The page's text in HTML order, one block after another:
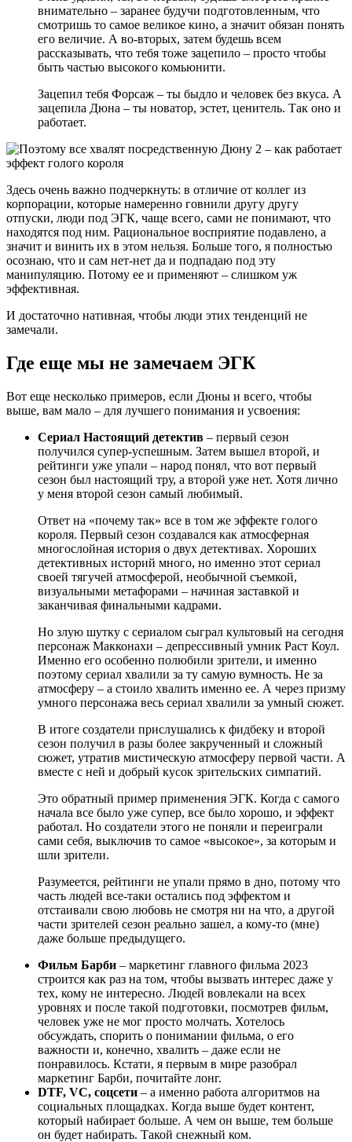
внимательно – заранее будучи подготовленным, что
смотришь то самое великое кино, а значит обязан понять
его величие. А во-вторых, затем будешь всем
рассказывать, что тебя тоже зацепило – просто чтобы
быть частью высокого комьюнити.
Зацепил тебя Форсаж – ты быдло и человек без вкуса. А
зацепила Дюна – ты новатор, эстет, ценитель. Так оно и
работает.
Здесь очень важно подчеркнуть: в отличие от коллег из
корпорации, которые намеренно говнили другу другу
отпуски, люди под ЭГК, чаще всего, сами не понимают, что
находятся под ним. Рациональное восприятие подавлено, а
значит и винить их в этом нельзя. Больше того, я полностью
осознаю, что и сам нет-нет да и подпадаю под эту
манипуляцию. Потому ее и применяют – слишком уж
эффективная.
И достаточно нативная, чтобы люди этих тенденций не
замечали.
Где еще мы не замечаем ЭГК
Вот еще несколько примеров, если Дюны и всего, чтобы
выше, вам мало – для лучшего понимания и усвоения:
Сериал Настоящий детектив – первый сезон
получился супер-успешным. Затем вышел второй, и
рейтинги уже упали – народ понял, что вот первый
сезон был настоящий тру, а второй уже нет. Хотя лично
у меня второй сезон самый любимый.
Ответ на «почему так» все в том же эффекте голого
короля. Первый сезон создавался как атмосферная
многослойная история о двух детективах. Хороших
детективных историй много, но именно этот сериал
своей тягучей атмосферой, необычной съемкой,
визуальными метафорами – начиная заставкой и
заканчивая финальными кадрами.
Но злую шутку с сериалом сыграл культовый на сегодня
персонаж Макконахи – депрессивный умник Раст Коул.
Именно его особенно полюбили зрители, и именно
поэтому сериал хвалили за ту самую вумность. Не за
атмосферу – а стоило хвалить именно ее. А через призму
умного персонажа весь сериал хвалили за умный сюжет.
В итоге создатели прислушались к фидбеку и второй
сезон получил в разы более закрученный и сложный
сюжет, утратив мистическую атмосферу первой части. А
вместе с ней и добрый кусок зрительских симпатий.
Это обратный пример применения ЭГК. Когда с самого
начала все было уже супер, все было хорошо, и эффект
работал. Но создатели этого не поняли и переиграли
сами себя, выключив то самое «высокое», за которым и
шли зрители.
Разумеется, рейтинги не упали прямо в дно, потому что
часть людей все-таки остались под эффектом и
отстаивали свою любовь не смотря ни на что, а другой
части зрителей сезон реально зашел, а кому-то (мне)
даже больше предыдущего.
Фильм Барби – маркетинг главного фильма 2023
строится как раз на том, чтобы вызвать интерес даже у
тех, кому не интересно. Людей вовлекали на всех
уровнях и после такой подготовки, посмотрев фильм,
человек уже не мог просто молчать. Хотелось
обсуждать, спорить о понимании фильма, о его
важности и, конечно, хвалить – даже если не
понравилось. Кстати, я первым в мире разобрал
маркетинг Барби, почитайте лонг.
DTF, VC, соцсети – а именно работа алгоритмов на
социальных площадках. Когда выше будет контент,
который набирает больше. А чем он выше, тем больше
он будет набирать. Такой снежный ком.